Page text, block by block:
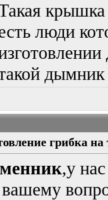
люди
дымник
грибка
,у